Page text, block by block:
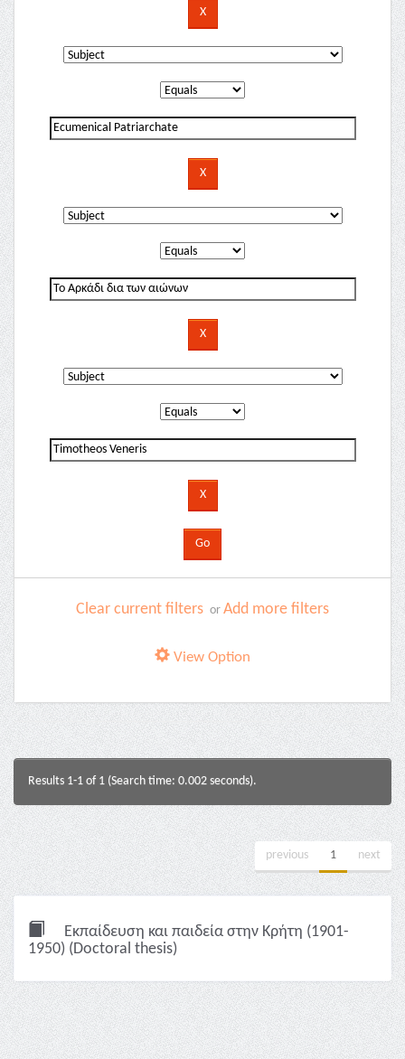
Clear current filters or Add more filters
View Option
Results 1-1 of 1 (Search time: 0.002 seconds).
previous 1 next
Εκπαίδευση και παιδεία στην Κρήτη (1901-
1950) (Doctoral thesis)